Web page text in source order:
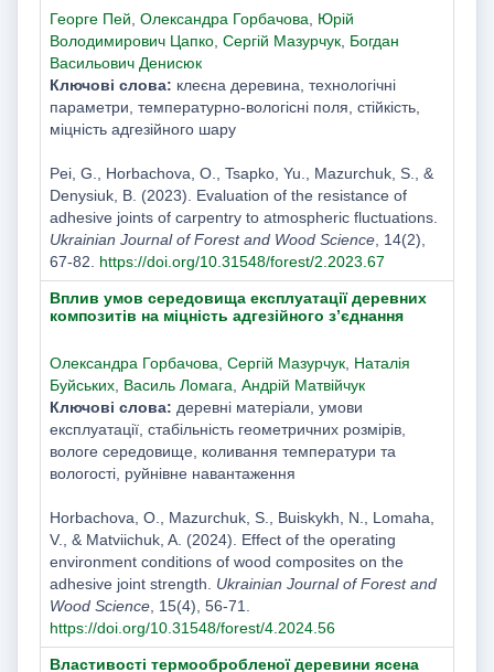
Георге Пей Олександра Горбачова
Юрій
Володимирович Цапко, Сергій Мазурчук, Богдан
Васильович Денисюк
Ключові слова: клеєна деревина, технологічні
параметри, температурно-вологісні поля, стійкість,
міцність адгезійного шару
Pei, G., Horbachova, O., Tsapko, Yu., Mazurchuk, S., &
Denysiuk, B. (2023). Evaluation of the resistance of
adhesive joints of carpentry to atmospheric fluctuations.
Ukrainian Journal of Forest and Wood Science, 14(2),
67-82. https://doi.org/10.31548/forest/2.2023.67
Вплив умов середовища експлуатації деревних
композитів на міцність адгезійного з’єднання
Олександра Горбачова Сергій Мазурчук, Наталія
Буйських, Василь Ломага Андрій Матвійчук
Ключові слова: деревні матеріали, умови
експлуатації, стабільність геометричних розмірів,
вологе середовище, коливання температури та
вологості, руйнівне навантаження
Horbachova, O., Mazurchuk, S., Buiskykh, N., Lomaha,
V., & Matviichuk, A. (2024). Effect of the operating
environment conditions of wood composites on the
adhesive joint strength. Ukrainian Journal of Forest and
Wood Science, 15(4), 56-71.
https://doi.org/10.31548/forest/4.2024.56
Властивості термообробленої деревини ясена